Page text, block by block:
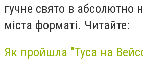
гучне свято в абсолютно
міста форматі. Читайте:
Як пройшла "Туса на